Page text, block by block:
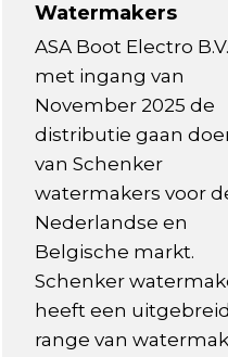
Watermakers
ASA Boot Electro
met ingang van
November 2025 de
distributie gaan
van Schenker
watermakers voor
Nederlandse en
Belgische markt.
Schenker
heeft een
range van